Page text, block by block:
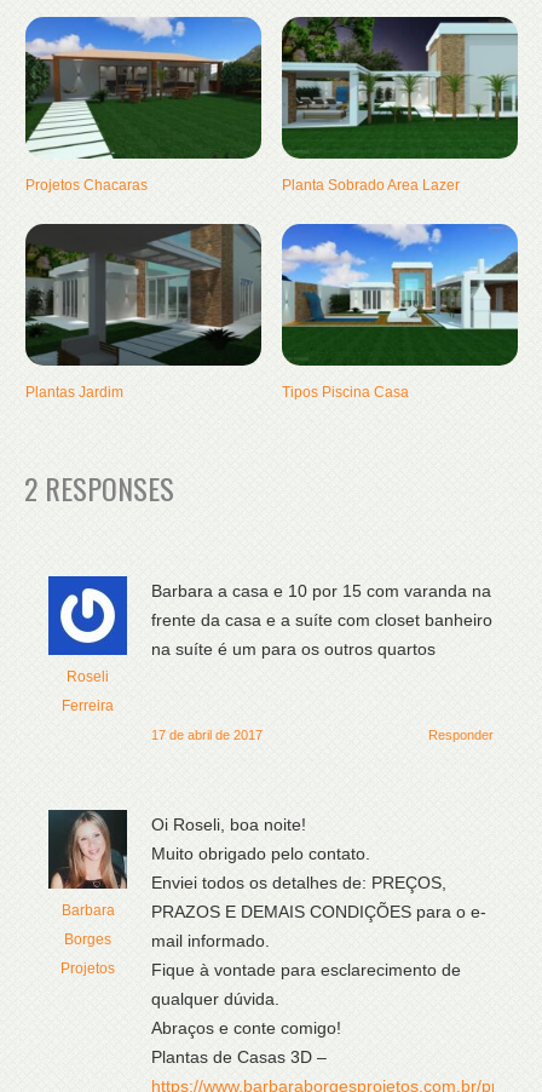
Projetos Chacaras Planta Sobrado Area Lazer
Plantas Jardim Tipos Piscina Casa
2 RESPONSES
Roseli
Ferreira
Barbara a casa e 10 por 15 com varanda na
frente da casa e a suíte com closet banheiro
na suíte é um para os outros quartos
Responder
17 de abril de 2017
Barbara
Borges
Projetos
Oi Roseli, boa noite!
Muito obrigado pelo contato.
Enviei todos os detalhes de: PREÇOS,
PRAZOS E DEMAIS CONDIÇÕES para o e-
mail informado.
Fique à vontade para esclarecimento de
qualquer dúvida.
Abraços e conte comigo!
Plantas de Casas 3D –
https://www.barbaraborgesprojetos.com.br/projetos